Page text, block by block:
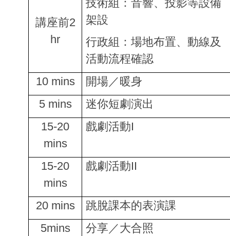
講座前2
hr
技術組：音響、投影等設備
架設
行政組：場地布置、動線及
活動流程確認
10 mins
開場／暖身
5 mins
迷你短劇演出
15-20
mins
戲劇活動I
15-20
mins
戲劇活動II
20 mins
跳脫課本的表演課
5mins
分享／大合照